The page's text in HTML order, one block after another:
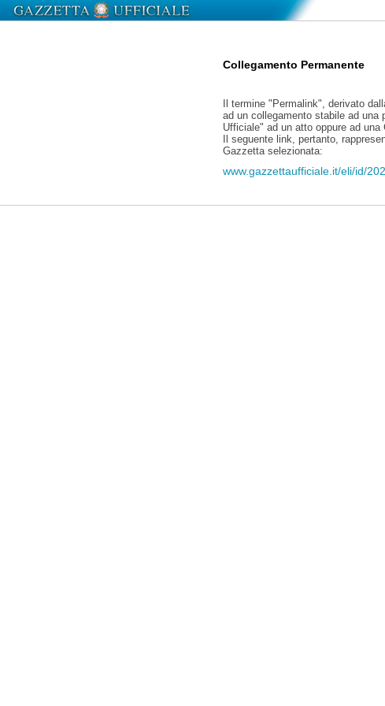
Collegamento Permanente
Il termine "Permalink", derivato
ad un collegamento stabile ad
Ufficiale" ad un atto oppure ad
Il seguente link, pertanto,
Gazzetta selezionata:
www.gazzettaufficiale.it/eli/id/